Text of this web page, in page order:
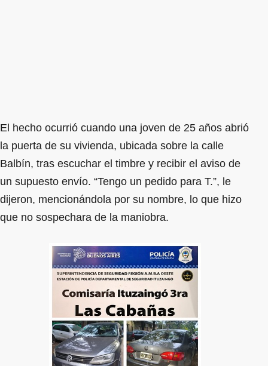
El hecho ocurrió cuando una joven de 25 años abrió
la puerta de su vivienda, ubicada sobre la calle
Balbín, tras escuchar el timbre y recibir el aviso de
un supuesto envío. “Tengo un pedido para T.”, le
dijeron, mencionándola por su nombre, lo que hizo
que no sospechara de la maniobra.